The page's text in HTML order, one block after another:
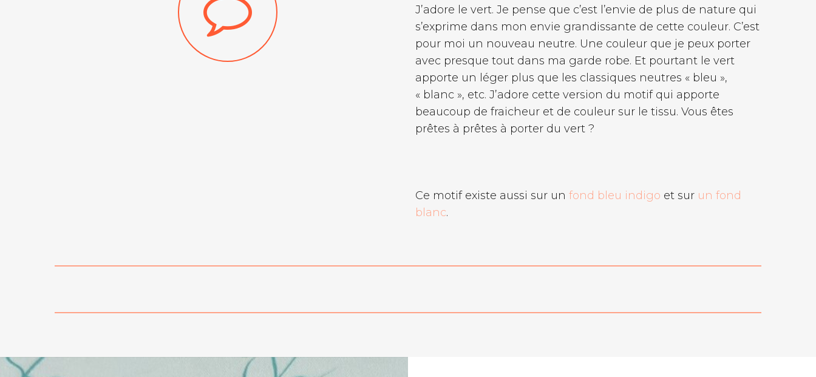
J’adore le vert. Je pense que c’est l’envie de plus de nature qui
s’exprime dans mon envie grandissante de cette couleur. C’est
pour moi un nouveau neutre. Une couleur que je peux porter
avec presque tout dans ma garde robe. Et pourtant le vert
apporte un léger plus que les classiques neutres « bleu »,
« blanc », etc. J’adore cette version du motif qui apporte
beaucoup de fraicheur et de couleur sur le tissu. Vous êtes
prêtes à prêtes à porter du vert ?
Ce motif existe aussi sur un fond bleu indigo et sur un fond
blanc.